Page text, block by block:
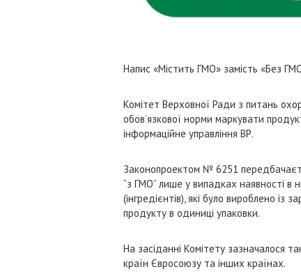
Напис «Містить ГМО» замість «Без
Комітет Верховної Ради з питань
обов’язкової норми маркувати
інформаційне управління ВР.
Законопроектом № 6251
“з ГМО” лише у випадках наявності в
(інгредієнтів), які було вироблено
продукту в одиниці упаковки.
На засіданні Комітету зазначалося
країн Євросоюзу та інших країнах.